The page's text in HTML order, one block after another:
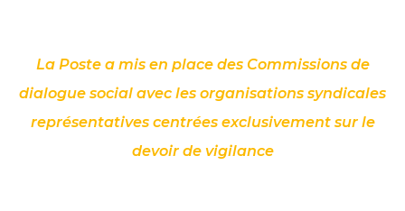
La Poste a mis en place des Commissions de
dialogue social avec les organisations syndicales
représentatives centrées exclusivement sur le
devoir de vigilance